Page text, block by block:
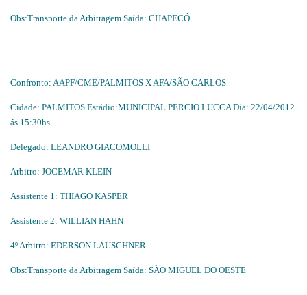
Obs:Transporte da Arbitragem Saída: CHAPECÓ
Confronto: AAPF/CME/PALMITOS X AFA/SÃO CARLOS
Cidade: PALMITOS Estádio:MUNICIPAL PERCIO LUCCA Dia: 22/04/2012
ás 15:30hs.
Delegado: LEANDRO GIACOMOLLI
Arbitro: JOCEMAR KLEIN
Assistente 1: THIAGO KASPER
Assistente 2: WILLIAN HAHN
4º Arbitro: EDERSON LAUSCHNER
Obs:Transporte da Arbitragem Saída: SÃO MIGUEL DO OESTE